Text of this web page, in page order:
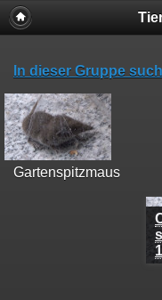
In dieser Gruppe
Gartenspitzmaus